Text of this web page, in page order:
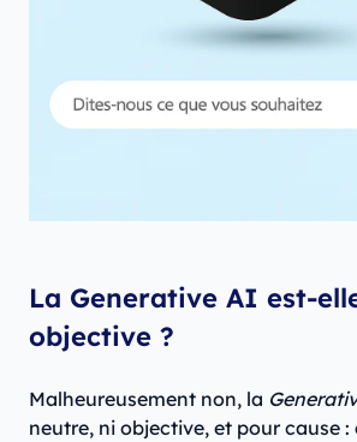
La Generative AI est-
objective ?
Malheureusement non, la
neutre, ni objective, et pour cause :